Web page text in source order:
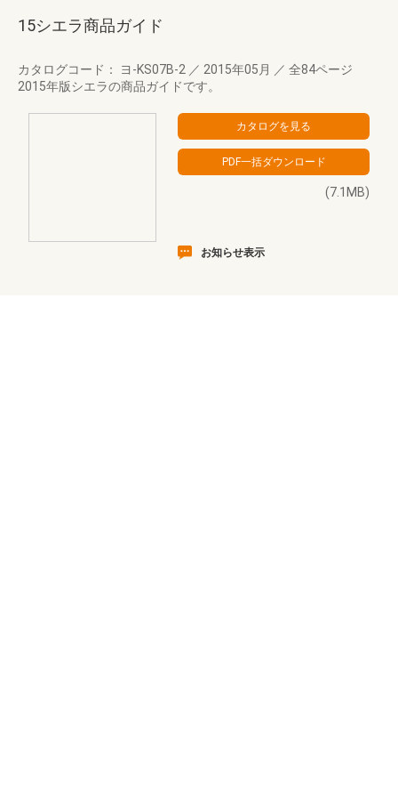
15シエラ商品ガイド
カタログコード： ヨ-KS07B-2 ／ 2015年05月 ／ 全84ページ
2015年版シエラの商品ガイドです。
(7.1MB)
お知らせ表示